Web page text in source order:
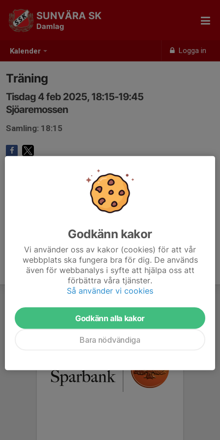
Kalender Logga in
SUNVÄRA SK
Damlag
Träning
Tisdag 4 feb 2025, 18:15-19:45
Sjöaremossen
Samling: 18:15
Godkänn kakor
Vi använder oss av kakor (cookies) för att vår
webbplats ska fungera bra för dig. De används
även för webbanalys i syfte att hjälpa oss att
förbättra våra tjänster.
Så använder vi cookies
Godkänn alla kakor
Bara nödvändiga